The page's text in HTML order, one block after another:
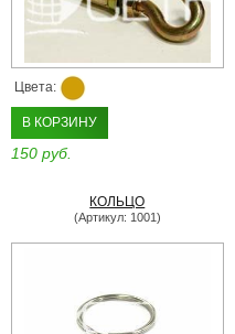
Цвета:
В КОРЗИНУ
150 руб.
КОЛЬЦО
(Артикул: 1001)